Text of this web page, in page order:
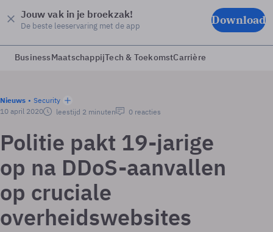
Jouw vak in je broekzak!
De beste leeservaring met de app Download
BusinessMaatschappijTech & ToekomstCarrière
Nieuws
Security
10 april 2020
leestijd 2 minuten 0 reacties
Politie pakt 19-jarige
op na DDoS-aanvallen
op cruciale
overheidswebsites